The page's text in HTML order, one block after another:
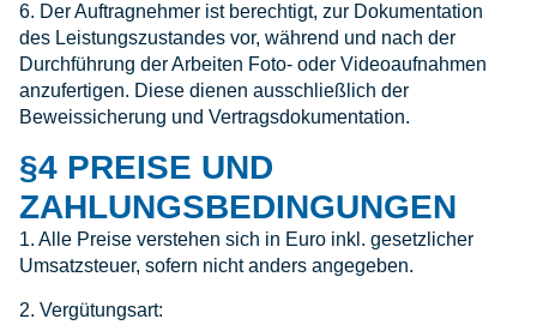
6. Der Auftragnehmer ist berechtigt, zur Dokumentation
des Leistungszustandes vor, während und nach der
Durchführung der Arbeiten Foto- oder Videoaufnahmen
anzufertigen. Diese dienen ausschließlich der
Beweissicherung und Vertragsdokumentation.
§4 PREISE UND
ZAHLUNGSBEDINGUNGEN
1. Alle Preise verstehen sich in Euro inkl. gesetzlicher
Umsatzsteuer, sofern nicht anders angegeben.
2. Vergütungsart: